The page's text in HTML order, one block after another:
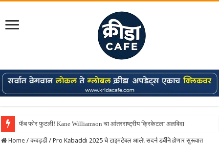
फॅब फोर फुटली! Kane Williamson चा आंतरराष्ट्रीय क्रिकेटला अलविदा
Home / कबड्डी / Pro Kabaddi 2025 चे टाइमटेबल आले! सदर्न डर्बीने होणार सुरूवात